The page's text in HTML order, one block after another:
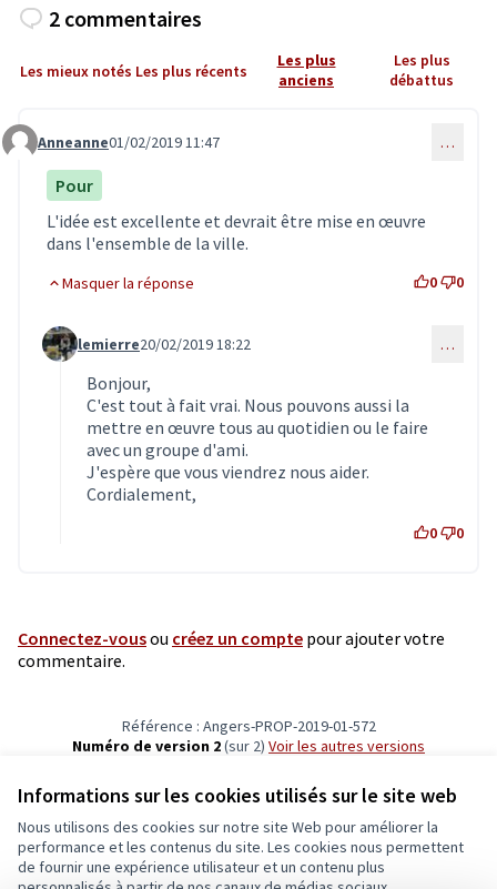
Informations sur les cookies utilisés sur le site web
Nous utilisons des cookies sur notre site Web pour améliorer la
performance et les contenus du site. Les cookies nous permettent
de fournir une expérience utilisateur et un contenu plus
2 commentaires
Les mieux notés Les plus récents
Les plus
anciens
Les plus
débattus
Commentaire 1214
Anneanne01/02/2019 11:47 …
Pour
L'idée est excellente et devrait être mise en œuvre
dans l'ensemble de la ville.
Masquer la réponse 0 0
Commentaire 1281 (réponse au commentaire 1214)
lemierre20/02/2019 18:22 …
Bonjour,
C'est tout à fait vrai. Nous pouvons aussi la
mettre en œuvre tous au quotidien ou le faire
avec un groupe d'ami.
J'espère que vous viendrez nous aider.
Cordialement,
0 0
Connectez-vousou créez un compte pour ajouter votre
commentaire.
Référence : Angers-PROP-2019-01-572
Numéro de version 2(sur 2)
voir les autres versions
Conditions d'utilisation
Paramètres des cookies
Ecrivons Angers sur X
Ecrivons Angers sur Facebook